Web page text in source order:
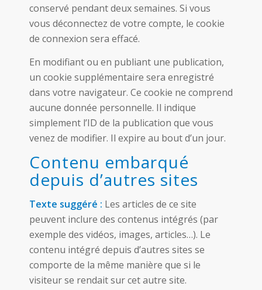
conservé pendant deux semaines. Si vous
vous déconnectez de votre compte, le cookie
de connexion sera effacé.
En modifiant ou en publiant une publication,
un cookie supplémentaire sera enregistré
dans votre navigateur. Ce cookie ne comprend
aucune donnée personnelle. Il indique
simplement l’ID de la publication que vous
venez de modifier. Il expire au bout d’un jour.
Contenu embarqué
depuis d’autres sites
Texte suggéré : Les articles de ce site
peuvent inclure des contenus intégrés (par
exemple des vidéos, images, articles…). Le
contenu intégré depuis d’autres sites se
comporte de la même manière que si le
visiteur se rendait sur cet autre site.